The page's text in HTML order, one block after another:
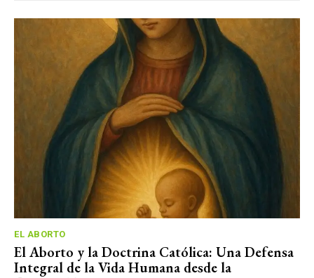
EL ABORTO
El Aborto y la Doctrina Católica: Una Defensa
Integral de la Vida Humana desde la